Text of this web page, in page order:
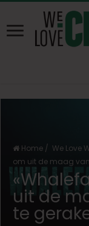
Home / We Love
om uit de maag
uit de
te